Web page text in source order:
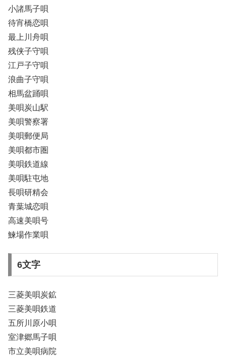
小諸馬子唄
待宵橋恋唄
最上川舟唄
残侠子守唄
江戸子守唄
浪曲子守唄
相馬盆踊唄
美唄炭山駅
美唄警察署
美唄郵便局
美唄都市圏
美唄鉄道線
美唄駐屯地
長唄研精会
青葉城恋唄
高速美唄号
鰊場作業唄
6文字
三菱美唄炭鉱
三菱美唄鉄道
五所川原小唄
室津郷馬子唄
市立美唄病院